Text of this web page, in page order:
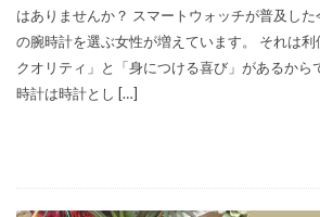
はありませんか？ スマートウォッチが普及し
の腕時計を選ぶ女性が増えています。 それは
クオリティ」と「身につける喜び」があるから
時計は時計とし […]